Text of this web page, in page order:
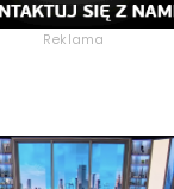
Reklama